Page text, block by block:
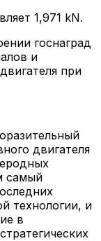
1,971 kN.
госнаград
и
при
двигателя
самый
технологии, и
в